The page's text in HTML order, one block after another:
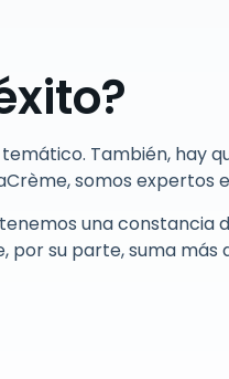
También, hay
somos expertos
una constancia
por su parte, suma más